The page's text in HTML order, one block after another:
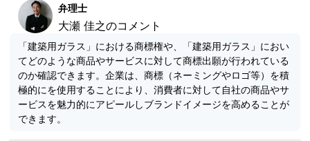
弁理士
大瀬 佳之のコメント
「建築用ガラス」における商標権や、「建築用ガラス」におい
てどのような商品やサービスに対して商標出願が行われている
のか確認できます。企業は、商標（ネーミングやロゴ等）を積
極的にを使用することにより、消費者に対して自社の商品やサ
ービスを魅力的にアピールしブランドイメージを高めることが
できます。